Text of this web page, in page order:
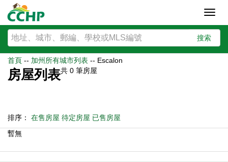
搜索
首頁 -- 加州所有城市列表 -- Escalon
房屋列表共 0 筆房屋
排序： 在售房屋 待定房屋 已售房屋
暫無